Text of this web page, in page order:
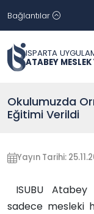
Bağlantılar
ISPARTA
ATABEY
Okulumuzda
Eğitimi Verildi
Yayın Tarihi:
ISUBU Atabey
sadece mesleki